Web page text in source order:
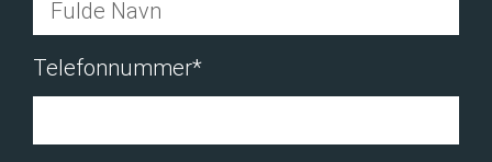
Telefonnummer*